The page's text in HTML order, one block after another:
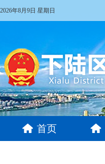
2026年8月9日 星期日
首页